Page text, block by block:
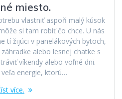
miesto.
vlastniť aspoň malý kúsok
si tam robiť čo chce. U nás
tí žijúci v panelákových bytoch,
alebo lesnej chatke s
víkendy alebo voľné dni.
energie, ktorú…
více.